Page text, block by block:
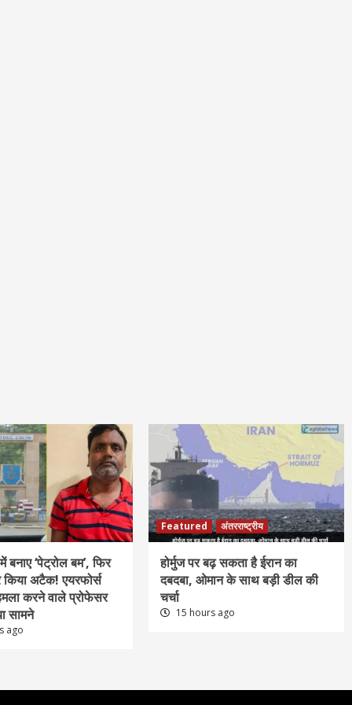
बनाए ‘पेट्रोल बम’, फिर
अटैक! एयरफोर्स
करने वाले प्रोफेसर
सामने
ago
Featured अंतरराष्ट्रीय
होर्मुज पर बढ़ सकता है ईरान का
दबदबा, ओमान के साथ बड़ी डील की
चर्चा
15 hours ago